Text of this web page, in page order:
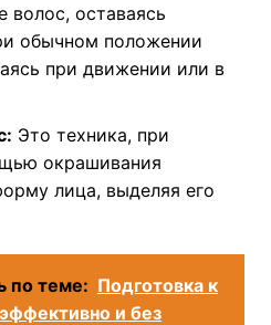
волос, оставаясь
обычном положении
при движении или в
Это техника, при
окрашивания
лица, выделяя его
по теме: Подготовка к
и без